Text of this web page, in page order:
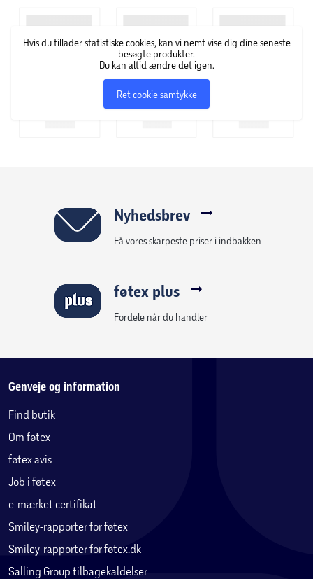
små dukker og legesæt fra Enhjørningeakademiet (sælges
separat). Til børn, der elsker enhjørninge, hestelegetøj,
og mere, er legetøj fra Enhjørningeakadamiet en perfekt
gave til enhver anledning.
Hvis du tillader statistiske cookies, kan vi nemt vise dig dine seneste
besøgte produkter.
Du kan altid ændre det igen.
Ret cookie samtykke
Nyhedsbrev
Få vores skarpeste priser i indbakken
føtex plus
Fordele når du handler
Genveje og information
Find butik
Om føtex
føtex avis
Job i føtex
e-mærket certifikat
Smiley-rapporter for føtex
Smiley-rapporter for føtex.dk
Salling Group tilbagekaldelser